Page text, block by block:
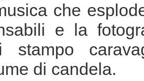
che
e la
stampo
di candela.